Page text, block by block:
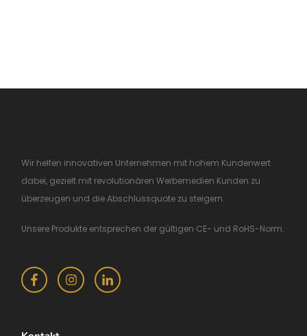
Wir helfen innovativen Unternehmen mit hohem Kundenwert
dabei, gezielt mit revolutionären Werbemedien Kunden zu
überzeugen und die Abschlussquote zu steigern.
Unsere Produkte entsprechen der gültigen CE- und RoHS-Norm.